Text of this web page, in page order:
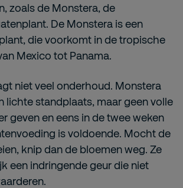
zoals de Monstera, de
De Monstera is een
die voorkomt in de tropische
Mexico tot Panama.
niet veel onderhoud. Monstera
lichte standplaats, maar geen volle
geven en eens in de twee weken
is voldoende. Mocht de
knip dan de bloemen weg. Ze
een indringende geur die niet